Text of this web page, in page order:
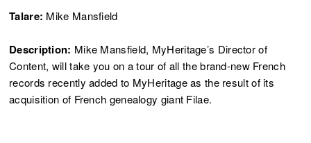
Talare: Mike Mansfield
Description: Mike Mansfield, MyHeritage’s Director of
Content, will take you on a tour of all the brand-new French
records recently added to MyHeritage as the result of its
acquisition of French genealogy giant Filae.